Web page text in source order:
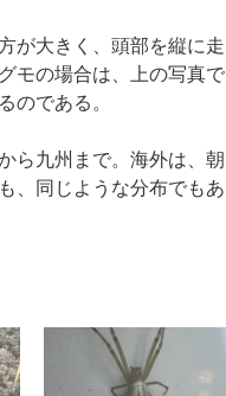
が大きく、頭部を縦に走
モの場合は、上の写真で
のである。
ら九州まで。海外は、朝
、同じような分布でもあ